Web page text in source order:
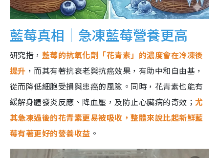
藍莓真相｜急凍藍莓營養更高
研究指， 藍莓的抗氧化劑「花青素」的濃度會在冷凍後
提升 ，而其有著抗衰老與抗癌效果，有助中和自由基，
從而降低細胞受損與患癌的風險。同時，花青素也能有
緩解身體發炎反應、降血壓，及防止心臟病的奇效；尤
其急凍過後的花青素更易被吸收，整體來說比起新鮮藍
莓有著更好的營養收益 。